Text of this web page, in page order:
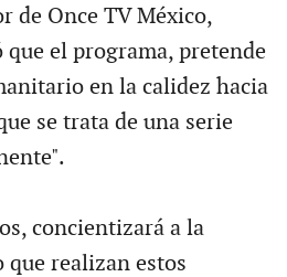
de Once TV México,
que el programa, pretende
en la calidez hacia
se trata de una serie
concientizará a la
que realizan estos